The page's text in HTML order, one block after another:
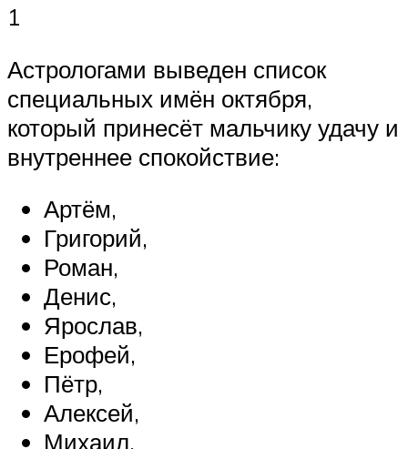
1
Астрологами выведен список
специальных имён октября,
который принесёт мальчику удачу и
внутреннее спокойствие:
Артём,
Григорий,
Роман,
Денис,
Ярослав,
Ерофей,
Пётр,
Алексей,
Михаил,